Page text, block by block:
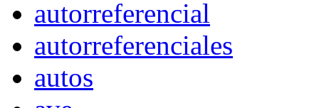
autorreferencial
autorreferenciales
autos